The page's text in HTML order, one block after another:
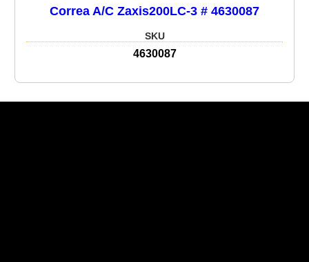
Correa A/C Zaxis200LC-3 # 4630087
SKU
4630087